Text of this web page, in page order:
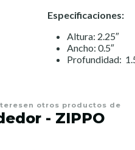
Especificaciones:
Altura: 2.25″
Ancho: 0.5″
Profundidad:
otros productos de
- ZIPPO